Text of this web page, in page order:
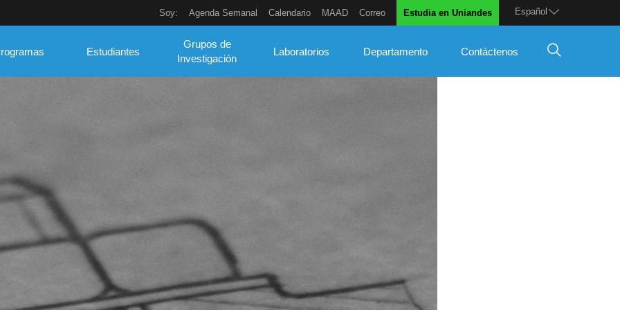
Español
Soy: Agenda Semanal Calendario MAAD Correo Estudia en Uniandes
Estudiantes
Grupos de
Investigación
Laboratorios Departamento Contáctenos